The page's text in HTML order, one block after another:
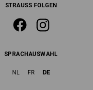
STRAUSS FOLGEN
SPRACHAUSWAHL
NL FR DE